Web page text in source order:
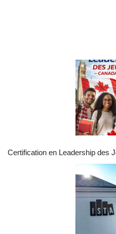
Certification en Leadership des